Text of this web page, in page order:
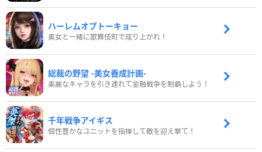
ハーレムオブトーキョー
美女と一緒に歌舞伎町で成り上がれ！
総裁の野望 -美女養成計画-
美麗なキャラを引き連れて金融戦争を制覇しよう！
千年戦争アイギス
個性豊かなユニットを指揮して敵を迎え撃て！